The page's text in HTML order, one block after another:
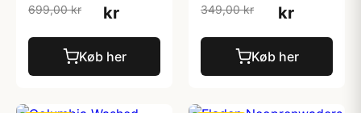
699,00 kr
kr
Køb her
349,00 kr
kr
Køb her